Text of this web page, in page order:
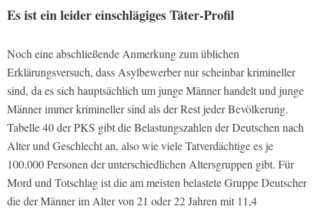
Es ist ein leider einschlägiges Täter-Profil
Noch eine abschließende Anmerkung zum üblichen
Erklärungsversuch, dass Asylbewerber nur scheinbar krimineller
sind, da es sich hauptsächlich um junge Männer handelt und junge
Männer immer krimineller sind als der Rest jeder Bevölkerung.
Tabelle 40 der PKS gibt die Belastungszahlen der Deutschen nach
Alter und Geschlecht an, also wie viele Tatverdächtige es je
100.000 Personen der unterschiedlichen Altersgruppen gibt. Für
Mord und Totschlag ist die am meisten belastete Gruppe Deutscher
die der Männer im Alter von 21 oder 22 Jahren mit 11,4